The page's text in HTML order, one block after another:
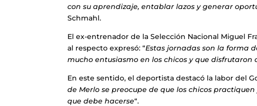
con su aprendizaje, entablar lazos y generar
Schmahl.
El ex-entrenador de la Selección Nacional Miguel
al respecto expresó: “Estas jornadas son la forma
mucho entusiasmo en los chicos y que
En este sentido, el deportista destacó la labor del
de Merlo se preocupe de que los chicos
que debe hacerse“.